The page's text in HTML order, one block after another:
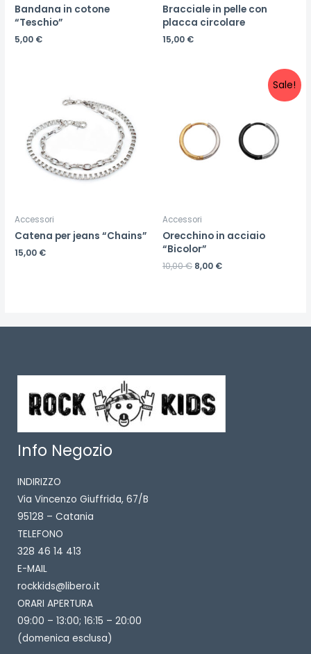
Bandana in cotone
“Teschio”
5,00 €
Bracciale in pelle con
placca circolare
15,00 €
Accessori
Catena per jeans “Chains”
15,00 €
Sale!
Accessori
Orecchino in acciaio
“Bicolor”
10,00€ 8,00 €
Info Negozio
INDIRIZZO
Via Vincenzo Giuffrida, 67/B
95128 – Catania
TELEFONO
328 46 14 413
E-MAIL
rockkids@libero.it
ORARI APERTURA
09:00 – 13:00; 16:15 – 20:00
(domenica esclusa)